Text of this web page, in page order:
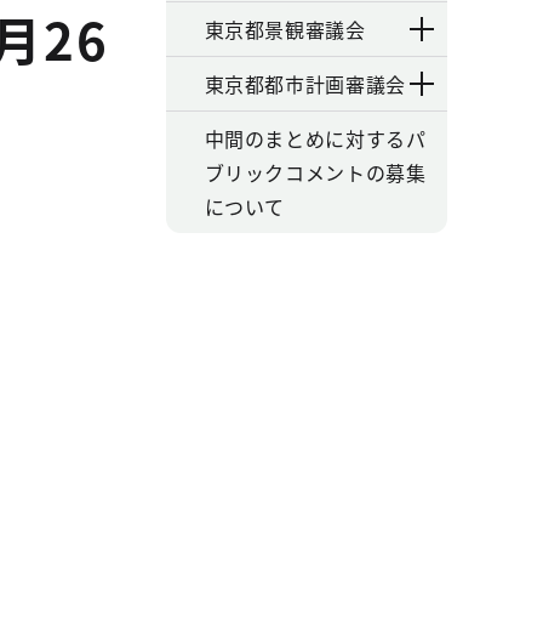
26
東京都景観審議会
東京都都市計画審議会
中間のまとめに対するパ
ブリックコメントの募集
について